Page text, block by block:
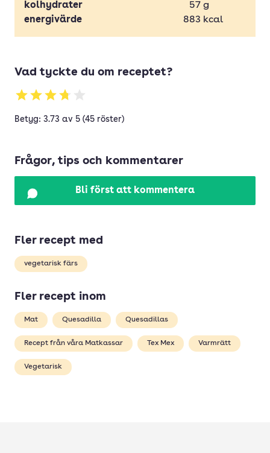
kolhydrater
57 g
energivärde
883 kcal
Vad tyckte du om receptet?
Betyg: 3.73 av 5 (45 röster)
Frågor, tips och kommentarer
Bli först att kommentera
Fler recept med
vegetarisk färs
Fler recept inom
Mat Quesadilla Quesadillas
Recept från våra Matkassar Tex Mex Varmrätt
Vegetarisk